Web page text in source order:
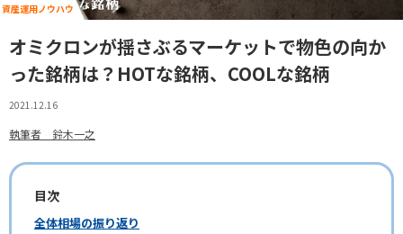
資産運用ノウハウ
オミクロンが揺さぶるマーケットで物色の向か
った銘柄は？HOTな銘柄、COOLな銘柄
2021.12.16
執筆者 鈴木一之
目次
全体相場の振り返り